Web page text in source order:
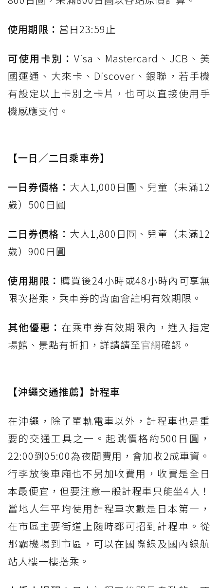
使用期限： 當日23:59止
可使用卡別： Visa、Mastercard、JCB、美
國運通、大來卡、Discover、銀聯，若手機
有設定以上卡別之卡片，也可以直接使用手
機感應支付。
【一日／二日乘車券】
一日券價格： 大人1,000日圓、兒童（未滿12
歲）500日圓
二日券價格： 大人1,800日圓、兒童（未滿12
歲）900日圓
使用期限： 購買後24小時或48小時內可享無
限次搭乘，乘車券的背面會註明有效期限。
其他優惠： 在乘車券有效期限內，進入指定
場館、景點有折扣，詳請請至官網確認。
【沖繩交通推薦】計程車
在沖繩，除了單軌電車以外，計程車也是重
要的交通工具之一。起跳價格約500日圓，
22:00到05:00為夜間費用，會加收2成車資。
行李放後車廂也不另加收費用，收費是全日
本最便宜，但要注意一般計程車只能坐4人！
當地人年平均使用計程車次數是日本第一，
在市區主要街道上隨時都可招到計程車。從
那霸機場到市區，可以在國際線及國內線航
站大樓一樓搭乘。